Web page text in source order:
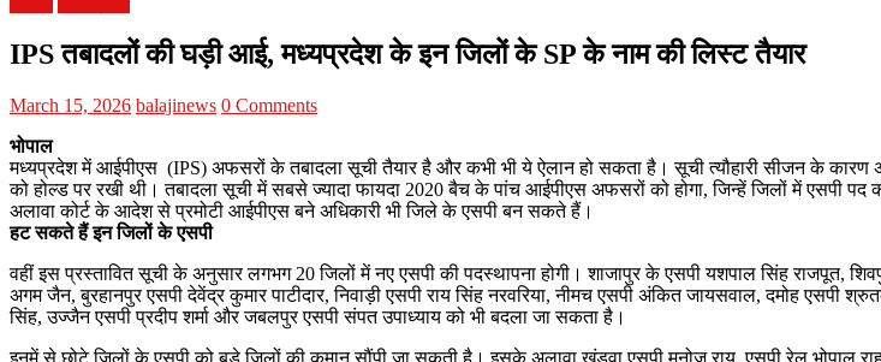
IPS तबादलों की घड़ी आई, मध्यप्रदेश के इन जिलों के SP के नाम की लिस्ट तैयार
March 15, 2026 balajinews 0 Comments
भोपाल
मध्यप्रदेश में आईपीएस (IPS) अफसरों के तबादला सूची तैयार है और कभी भी ये ऐलान हो सकता है। सूची त्यौहारी सीजन के
को होल्ड पर रखी थी। तबादला सूची में सबसे ज्यादा फायदा 2020 बैच के पांच आईपीएस अफसरों को होगा, जिन्हें जिलों में
अलावा कोर्ट के आदेश से प्रमोटी आईपीएस बने अधिकारी भी जिले के एसपी बन सकते हैं।
हट सकते हैं इन जिलों के एसपी
वहीं इस प्रस्तावित सूची के अनुसार लगभग 20 जिलों में नए एसपी की पदस्थापना होगी। शाजापुर के एसपी यशपाल सिंह राजपूत,
अगम जैन, बुरहानपुर एसपी देवेंद्र कुमार पाटीदार, निवाड़ी एसपी राय सिंह नरवरिया, नीमच एसपी अंकित जायसवाल, दमोह एसपी
सिंह, उज्जैन एसपी प्रदीप शर्मा और जबलपुर एसपी संपत उपाध्याय को भी बदला जा सकता है।
इनमें से छोटे जिलों के एसपी को बड़े जिलों की कमान सौंपी जा सकती है। इसके अलावा खंडवा एसपी मनोज राय, एसपी रेल भोपाल